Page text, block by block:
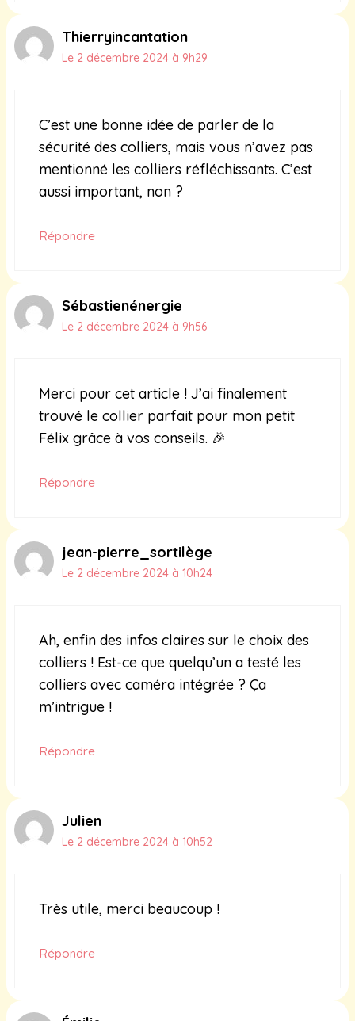
Thierryincantation
Le 2 décembre 2024 à 9h29
C’est une bonne idée de parler de la
sécurité des colliers, mais vous n’avez pas
mentionné les colliers réfléchissants. C’est
aussi important, non ?
Répondre
Sébastienénergie
Le 2 décembre 2024 à 9h56
Merci pour cet article ! J’ai finalement
trouvé le collier parfait pour mon petit
Félix grâce à vos conseils. 🎉
Répondre
jean-pierre_sortilège
Le 2 décembre 2024 à 10h24
Ah, enfin des infos claires sur le choix des
colliers ! Est-ce que quelqu’un a testé les
colliers avec caméra intégrée ? Ça
m’intrigue !
Répondre
Julien
Le 2 décembre 2024 à 10h52
Très utile, merci beaucoup !
Répondre